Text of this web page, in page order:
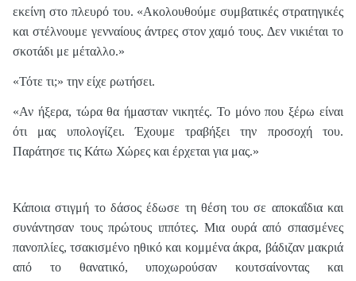
εκείνη στο πλευρό του. «Ακολουθούμε συμβατικές στρατηγικές
και στέλνουμε γενναίους άντρες στον χαμό τους. Δεν νικιέται το
σκοτάδι με μέταλλο.»
«Τότε τι;» την είχε ρωτήσει.
«Αν ήξερα, τώρα θα ήμασταν νικητές. Το μόνο που ξέρω είναι
ότι μας υπολογίζει. Έχουμε τραβήξει την προσοχή του.
Παράτησε τις Κάτω Χώρες και έρχεται για μας.»
Κάποια στιγμή το δάσος έδωσε τη θέση του σε αποκαΐδια και
συνάντησαν τους πρώτους ιππότες. Μια ουρά από σπασμένες
πανοπλίες, τσακισμένο ηθικό και κομμένα άκρα, βάδιζαν μακριά
από το θανατικό, υποχωρούσαν κουτσαίνοντας και